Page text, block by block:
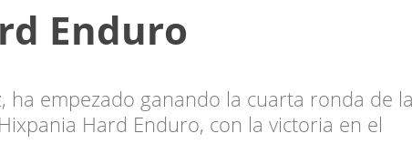
Enduro
ha empezado ganando la cuarta ronda de
Hard Enduro, con la victoria en el